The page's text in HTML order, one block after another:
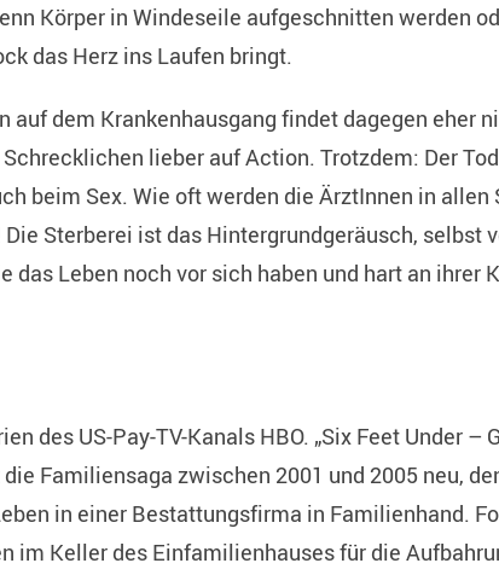
Körper in Windeseile aufgeschnitten werden
das Herz ins Laufen bringt.
auf dem Krankenhausgang findet dagegen eher
lieber auf Action. Trotzdem: Der
beim Sex. Wie oft werden die ÄrztInnen in allen
Sterberei ist das Hintergrundgeräusch, selbst
das Leben noch vor sich haben und hart an ihrer
des US-Pay-TV-Kanals HBO. „Six Feet Under –
Familiensaga zwischen 2001 und 2005 neu,
in einer Bestattungsfirma in Familienhand.
im Keller des Einfamilienhauses für die